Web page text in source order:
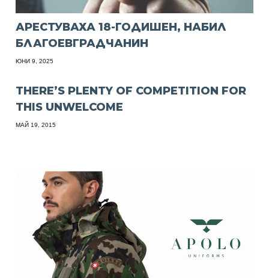
АРЕСТУВАХА 18-ГОДИШЕН, НАБИЛ
БЛАГОЕВГРАДЧАНИН
ЮНИ 9, 2025
THERE’S PLENTY OF COMPETITION FOR
THIS UNWELCOME
МАЙ 19, 2015